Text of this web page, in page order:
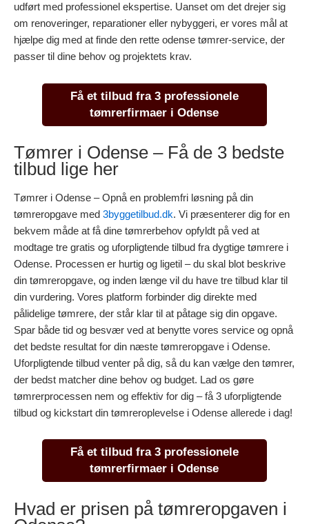
udført med professionel ekspertise. Uanset om det drejer sig
om renoveringer, reparationer eller nybyggeri, er vores mål at
hjælpe dig med at finde den rette odense tømrer-service, der
passer til dine behov og projektets krav.
Få et tilbud fra 3 professionele
tømrerfirmaer i Odense
Tømrer i Odense – Få de 3 bedste
tilbud lige her
Tømrer i Odense – Opnå en problemfri løsning på din
tømreropgave med 3byggetilbud.dk. Vi præsenterer dig for en
bekvem måde at få dine tømrerbehov opfyldt på ved at
modtage tre gratis og uforpligtende tilbud fra dygtige tømrere i
Odense. Processen er hurtig og ligetil – du skal blot beskrive
din tømreropgave, og inden længe vil du have tre tilbud klar til
din vurdering. Vores platform forbinder dig direkte med
pålidelige tømrere, der står klar til at påtage sig din opgave.
Spar både tid og besvær ved at benytte vores service og opnå
det bedste resultat for din næste tømreropgave i Odense.
Uforpligtende tilbud venter på dig, så du kan vælge den tømrer,
der bedst matcher dine behov og budget. Lad os gøre
tømrerprocessen nem og effektiv for dig – få 3 uforpligtende
tilbud og kickstart din tømreroplevelse i Odense allerede i dag!
Få et tilbud fra 3 professionele
tømrerfirmaer i Odense
Hvad er prisen på tømreropgaven i